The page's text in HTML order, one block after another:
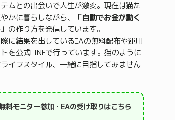
ムとの出会いで人生が激変。現在は猫た
かに暮らしながら、
「自動でお金が動く
の作り方を発信しています。
に結果を出しているEAの無料配布や運用
を公式LINEで行っています。猫のように
イフスタイル、一緒に目指してみません
料モニター参加・EAの受け取りはこちら